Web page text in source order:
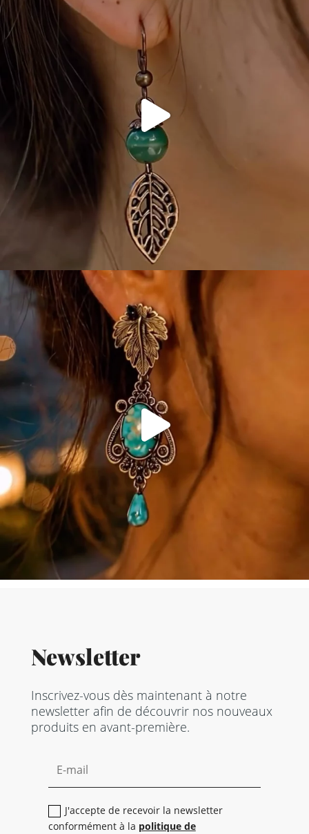
Newsletter
Inscrivez-vous dès maintenant à notre
newsletter afin de découvrir nos nouveaux
produits en avant-première.
J'accepte de recevoir la newsletter
conformément à la politique de